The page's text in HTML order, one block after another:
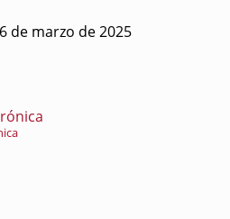
de marzo de 2025